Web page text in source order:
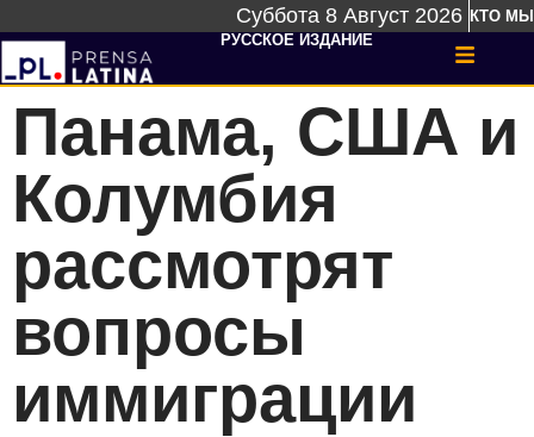
Суббота 8 Август 2026 КТО МЫ
РУССКОЕ ИЗДАНИЕ
Панама, США и
Колумбия
рассмотрят
вопросы
иммиграции